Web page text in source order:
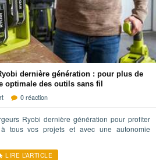
dernière génération : pour plus de
optimale des outils sans fil
0 réaction
Ryobi dernière génération pour profiter
à tous vos projets et avec une autonomie
LIRE L’ARTICLE